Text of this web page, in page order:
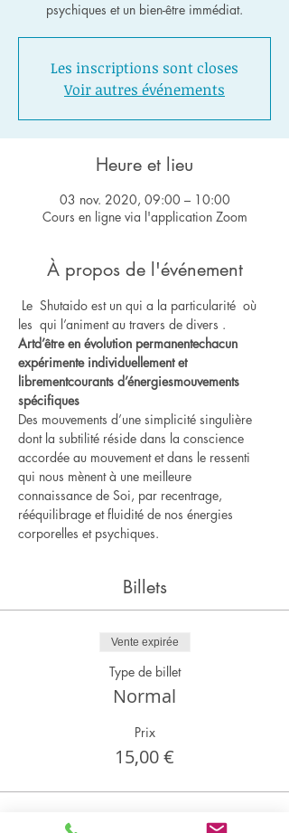
psychiques et un bien-être immédiat.
Les inscriptions sont closes
Voir autres événements
Heure et lieu
03 nov. 2020, 09:00 – 10:00
Cours en ligne via l'application Zoom
À propos de l'événement
Le  Shutaido est un qui a la particularité où
les qui l’animent au travers de divers .
Artd’être en évolution permanentechacun
expérimente individuellement et
librementcourants d’énergiesmouvements
spécifiques
Des mouvements d’une simplicité singulière
dont la subtilité réside dans la conscience
accordée au mouvement et dans le ressenti
qui nous mènent à une meilleure
connaissance de Soi, par recentrage,
rééquilibrage et fluidité de nos énergies
corporelles et psychiques.
Billets
Vente expirée
Type de billet
Normal
Prix
15,00 €